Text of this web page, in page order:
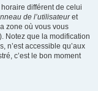
horaire différent de celui
de l’utilisateuret
zone où vous vous
Notez que la modification
n’est accessible qu’aux
c’est le bon moment